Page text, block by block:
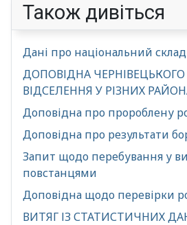
Також дивіться
Дані про національний
ДОПОВІДНА
ВІДСЕЛЕННЯ У РІЗНИХ
Доповідна про пророблену
Доповідна про результати
Запит щодо перебування у
повстанцями
Доповідна щодо перевірки
ВИТЯГ ІЗ СТАТИСТИЧНИХ